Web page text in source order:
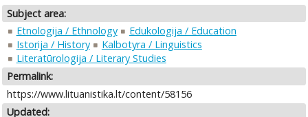
Subject area:
Etnologija / Ethnology
Edukologija / Education
Istorija / History
Kalbotyra / Linguistics
Literatūrologija / Literary Studies
Permalink:
https://www.lituanistika.lt/content/58156
Updated: